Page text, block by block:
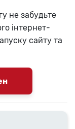
не забудьте
інтернет-
сайту та